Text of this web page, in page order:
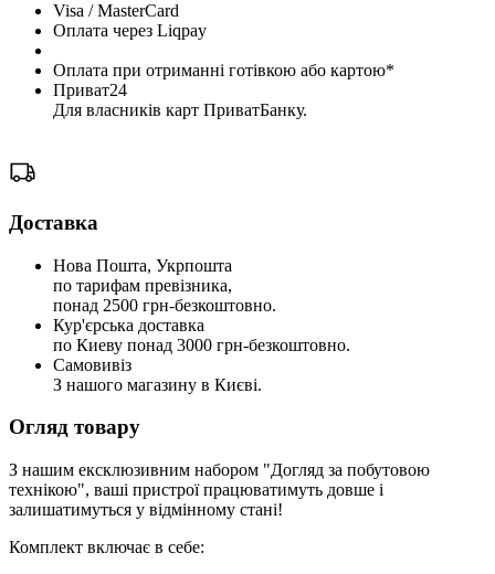
Visa / MasterCard
Оплата через Liqpay
Оплата при отриманні готівкою або картою*
Приват24
Для власників карт ПриватБанку.
Доставка
Нова Пошта, Укрпошта
по тарифам превізника,
понад 2500 грн-безкоштовно.
Кур'єрська доставка
по Киеву понад 3000 грн-безкоштовно.
Самовивіз
З нашого магазину в Києві.
Огляд товару
З нашим ексклюзивним набором "Догляд за побутовою
технікою", ваші пристрої працюватимуть довше і
залишатимуться у відмінному стані!
Комплект включає в себе: